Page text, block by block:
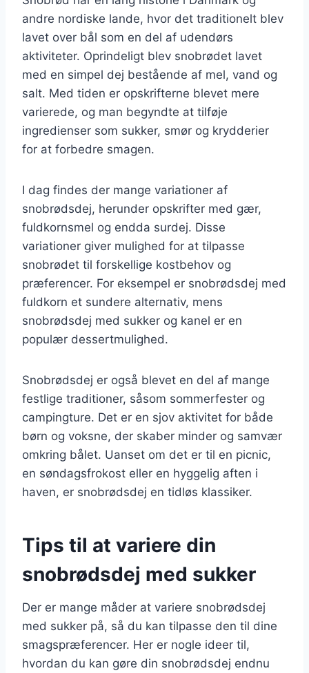
andre nordiske lande, hvor det traditionelt blev
lavet over bål som en del af udendørs
aktiviteter. Oprindeligt blev snobrødet lavet
med en simpel dej bestående af mel, vand og
salt. Med tiden er opskrifterne blevet mere
varierede, og man begyndte at tilføje
ingredienser som sukker, smør og krydderier
for at forbedre smagen.
I dag findes der mange variationer af
snobrødsdej, herunder opskrifter med gær,
fuldkornsmel og endda surdej. Disse
variationer giver mulighed for at tilpasse
snobrødet til forskellige kostbehov og
præferencer. For eksempel er snobrødsdej med
fuldkorn et sundere alternativ, mens
snobrødsdej med sukker og kanel er en
populær dessertmulighed.
Snobrødsdej er også blevet en del af mange
festlige traditioner, såsom sommerfester og
campingture. Det er en sjov aktivitet for både
børn og voksne, der skaber minder og samvær
omkring bålet. Uanset om det er til en picnic,
en søndagsfrokost eller en hyggelig aften i
haven, er snobrødsdej en tidløs klassiker.
Tips til at variere din
snobrødsdej med sukker
Der er mange måder at variere snobrødsdej
med sukker på, så du kan tilpasse den til dine
smagspræferencer. Her er nogle ideer til,
hvordan du kan gøre din snobrødsdej endnu